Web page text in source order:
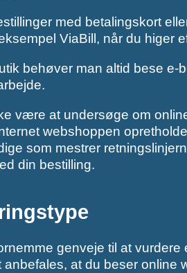
med betalingskort
ViaBill, når du higer
behøver man altid bese e-
være at undersøge om
webshoppen
som mestrer
din bestilling.
genveje til at
at du beser online